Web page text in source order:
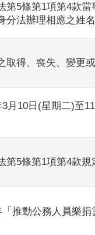
第5條第1項第4款
分法辦理相應之姓
取得、喪失、變更
月10日(星期二)至
第5條第1項第4款
推動公務人員樂